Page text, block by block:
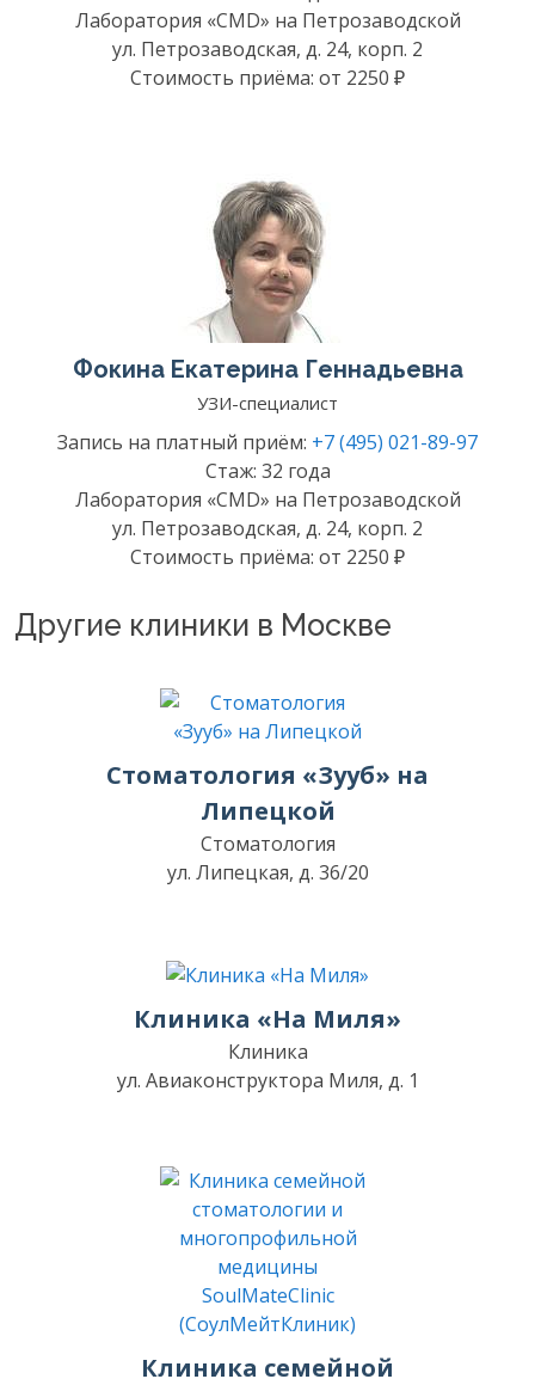
Лаборатория «CMD» на Петрозаводской
ул. Петрозаводская, д. 24, корп. 2
Стоимость приёма: от 2250 ₽
Фокина Екатерина Геннадьевна
УЗИ-специалист
Запись на платный приём: +7 (495) 021-89-97
Стаж: 32 года
Лаборатория «CMD» на Петрозаводской
ул. Петрозаводская, д. 24, корп. 2
Стоимость приёма: от 2250 ₽
Другие клиники в Москве
Стоматология «Зууб» на
Липецкой
Стоматология
ул. Липецкая, д. 36/20
Клиника «На Миля»
Клиника
ул. Авиаконструктора Миля, д. 1
Клиника семейной